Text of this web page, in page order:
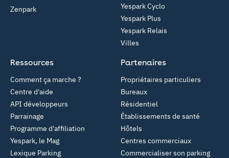
Zenpark
Yespark Cyclo
Yespark Plus
Yespark Relais
Villes
Partenaires
Propriétaires particuliers
Bureaux
Résidentiel
Établissements de santé
Hôtels
Centres commerciaux
Commercialiser son parking
Ressources
Comment ça marche ?
Centre d'aide
API développeurs
Parrainage
Programme d'affiliation
Yespark, le Mag
Lexique Parking